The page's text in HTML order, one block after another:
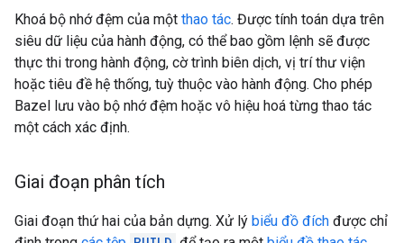
Khoá bộ nhớ đệm của một thao tác. Được tính toán dựa trên
siêu dữ liệu của hành động, có thể bao gồm lệnh sẽ được
thực thi trong hành động, cờ trình biên dịch, vị trí thư viện
hoặc tiêu đề hệ thống, tuỳ thuộc vào hành động. Cho phép
Bazel lưu vào bộ nhớ đệm hoặc vô hiệu hoá từng thao tác
một cách xác định.
Giai đoạn phân tích
Giai đoạn thứ hai của bản dựng. Xử lý biểu đồ đích được chỉ